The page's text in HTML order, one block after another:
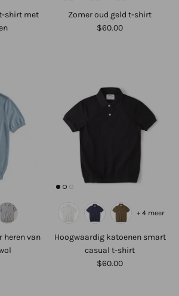
shirt met
Zomer oud geld t-shirt
$60.00
heren van
Hoogwaardig katoenen smart
casual t-shirt
$60.00
+ 4 meer